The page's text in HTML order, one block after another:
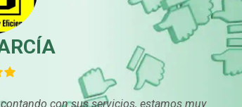
OLIVO"
me desenvuelvo más rápido para